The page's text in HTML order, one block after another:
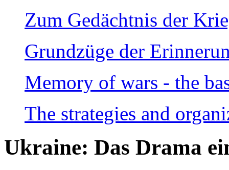
Zum Gedächtnis der
Grundzüge der
Memory of wars - the
The strategies and
Ukraine: Das Drama